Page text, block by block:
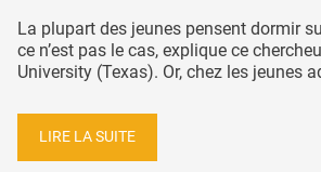
La plupart des jeunes pensent dormir
ce n’est pas le cas, explique ce
University (Texas). Or, chez les jeunes
LIRE LA SUITE